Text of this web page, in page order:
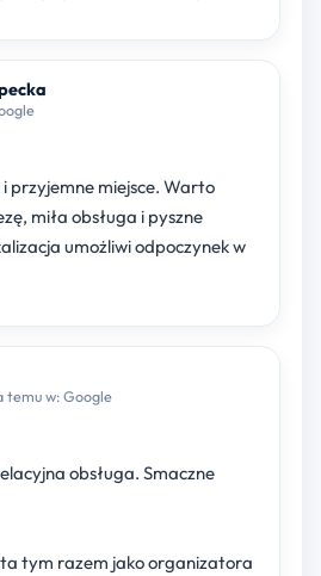
w: Google
przyjemne miejsce. Warto
miła obsługa i pyszne
umożliwi odpoczynek w
Edytowano 2 lata temu w: Google
obsługa. Smaczne
tym razem jako organizatora